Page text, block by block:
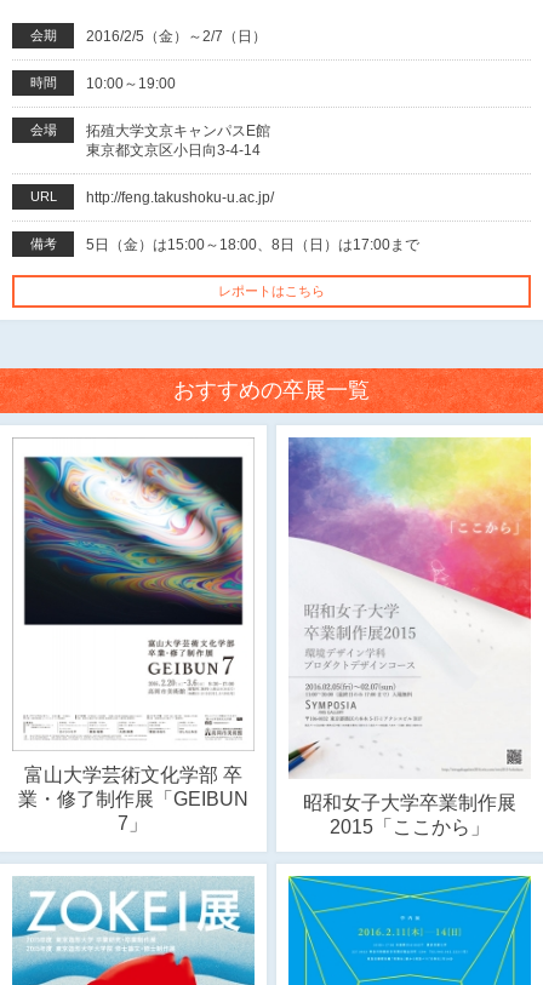
会期 2016/2/5（金）～2/7（日）
時間 10:00～19:00
会場
拓殖大学文京キャンパスE館
東京都文京区小日向3-4-14
URL http://feng.takushoku-u.ac.jp/
備考 5日（金）は15:00～18:00、8日（日）は17:00まで
レポートはこちら
おすすめの卒展一覧
富山大学芸術文化学部 卒
業・修了制作展「GEIBUN
7」
昭和女子大学卒業制作展
2015「ここから」